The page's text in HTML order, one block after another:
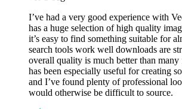
I’ve had a very good experience with
has a huge selection of high quality
it’s easy to find something suitable for
search tools work well downloads are
overall quality is much better than many
has been especially useful for creating
and I’ve found plenty of professional
would otherwise be difficult to source.